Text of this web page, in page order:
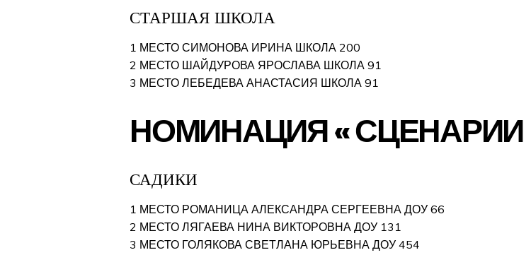
СТАРШАЯ ШКОЛА
1 МЕСТО СИМОНОВА ИРИНА ШКОЛА 200
2 МЕСТО ШАЙДУРОВА ЯРОСЛАВА ШКОЛА 91
3 МЕСТО ЛЕБЕДЕВА АНАСТАСИЯ ШКОЛА 91
НОМИНАЦИЯ « СЦЕНАРИИ
САДИКИ
1 МЕСТО РОМАНИЦА АЛЕКСАНДРА СЕРГЕЕВНА ДОУ 66
2 МЕСТО ЛЯГАЕВА НИНА ВИКТОРОВНА ДОУ 131
3 МЕСТО ГОЛЯКОВА СВЕТЛАНА ЮРЬЕВНА ДОУ 454